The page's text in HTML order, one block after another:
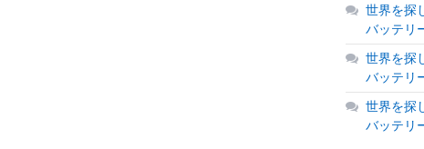
世界を探
バッテリ
世界を探
バッテリ
世界を探
バッテリ